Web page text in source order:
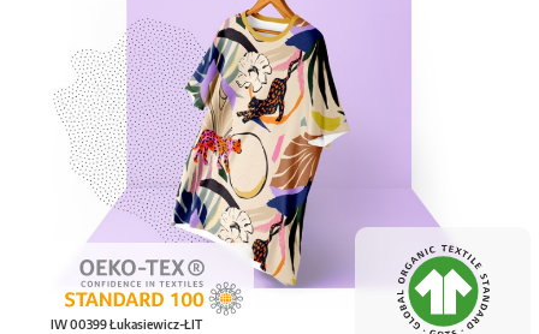
IW 00399 Łukasiewicz-ŁIT